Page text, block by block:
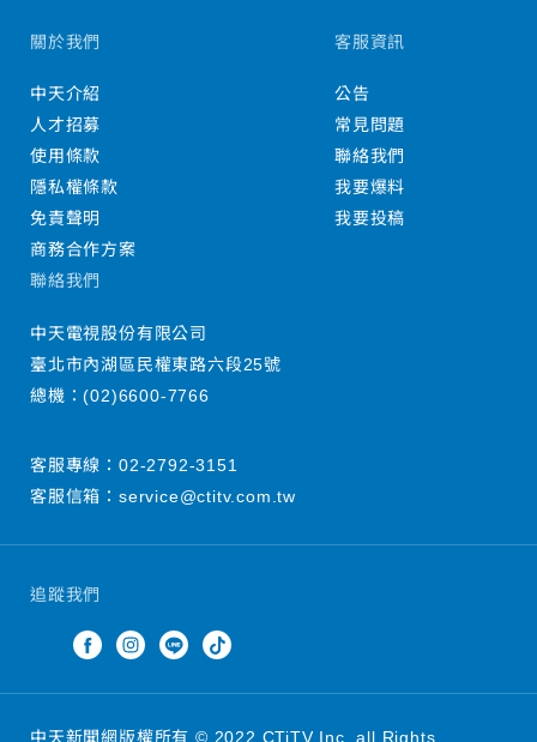
追蹤我們
關於我們
中天介紹
人才招募
使用條款
隱私權條款
免責聲明
商務合作方案
客服資訊
公告
常見問題
聯絡我們
我要爆料
我要投稿
聯絡我們
中天電視股份有限公司
臺北市內湖區民權東路六段25號
總機：(02)6600-7766
客服專線： 02-2792-3151
客服信箱： service@ctitv.com.tw
中天新聞網版權所有 © 2022 CTiTV Inc. all Rights